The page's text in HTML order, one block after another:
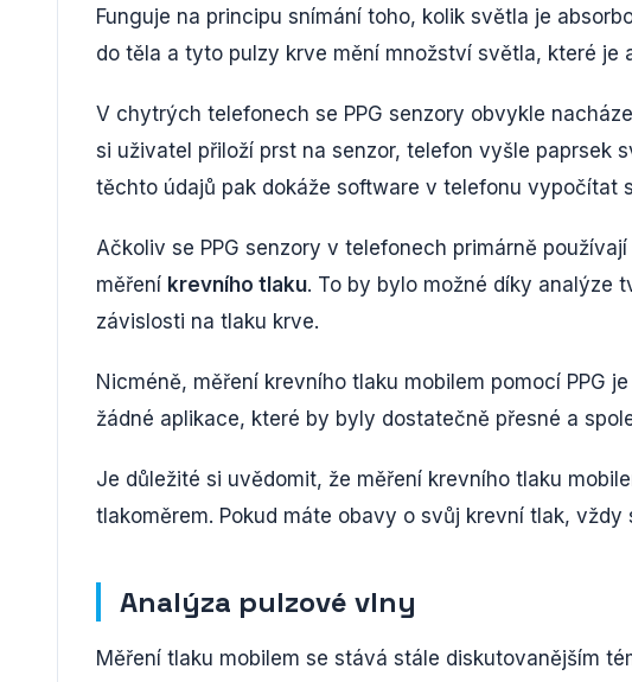
Funguje na principu snímání toho, kolik světla je
do těla a tyto pulzy krve mění množství světla, které je
V chytrých telefonech se PPG senzory obvykle
si uživatel přiloží prst na senzor, telefon vyšle paprsek
těchto údajů pak dokáže software v telefonu vypočítat
Ačkoliv se PPG senzory v telefonech primárně
měření krevního tlaku. To by bylo možné díky analýze
závislosti na tlaku krve.
Nicméně, měření krevního tlaku mobilem pomocí PPG
žádné aplikace, které by byly dostatečně přesné a
Je důležité si uvědomit, že měření krevního tlaku
tlakoměrem. Pokud máte obavy o svůj krevní tlak, vždy
Analýza pulzové vlny
Měření tlaku mobilem se stává stále diskutovanějším